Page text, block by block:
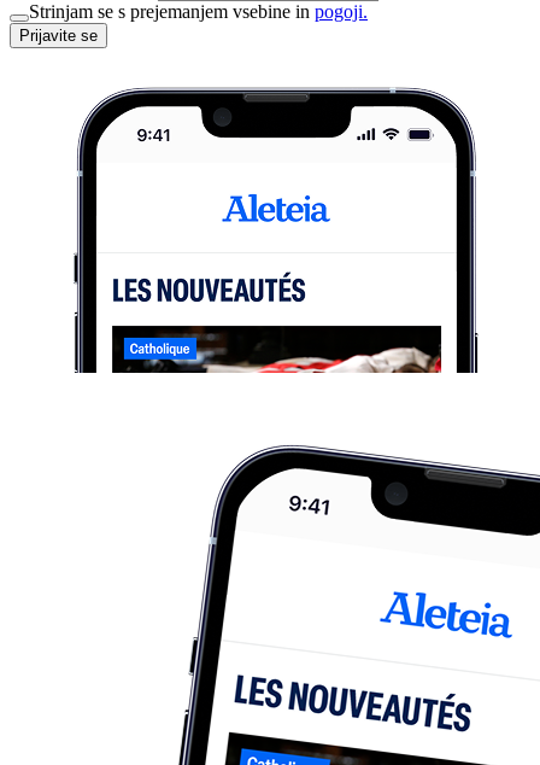
Strinjam se s prejemanjem vsebine in pogoji.
Prijavite se